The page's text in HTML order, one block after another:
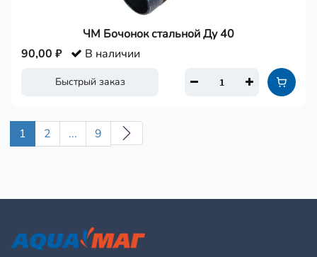
ЧМ Бочонок стальной Ду 40
Быстрый заказ
90,00 ₽ В наличии
1 2 ... 9